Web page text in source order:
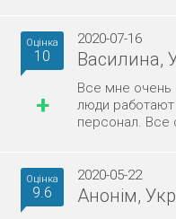
Оцінка
10
2020-07-16
Василина,
+
Все мне очень
люди
персонал. Все
Оцінка
9.6
2020-05-22
Анонім,